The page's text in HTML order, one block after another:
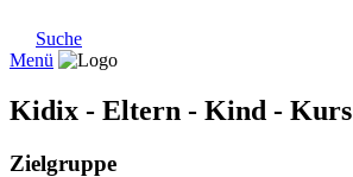
Suche
Menü
Kidix - Eltern - Kind - Kurs
Zielgruppe